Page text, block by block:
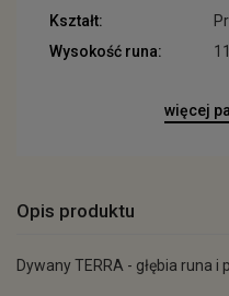
Kształt:
Wysokość runa:
więcej
Opis produktu
Dywany TERRA - głębia runa